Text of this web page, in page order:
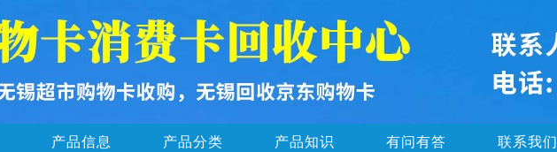
产品信息 产品分类 产品知识 有问有答 联系我们